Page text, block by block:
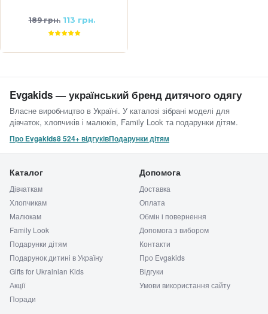
189 грн. 113 грн.
Evgakids — український бренд дитячого одягу
Власне виробництво в Україні. У каталозі зібрані моделі для
дівчаток, хлопчиків і малюків, Family Look та подарунки дітям.
Про Evgakids8 524+ відгуківПодарунки дітям
Каталог
Дівчаткам
Хлопчикам
Малюкам
Family Look
Подарунки дітям
Подарунок дитині в Україну
Gifts for Ukrainian Kids
Акції
Поради
Допомога
Доставка
Оплата
Обмін і повернення
Допомога з вибором
Контакти
Про Evgakids
Відгуки
Умови використання сайту